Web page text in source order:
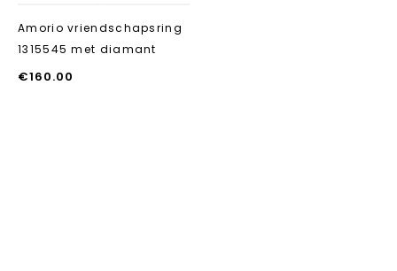
Amorio vriendschapsring
1315545 met diamant
€160.00